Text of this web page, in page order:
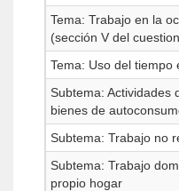
Tema: Trabajo en la
(sección V del
Tema: Uso del tiempo
Subtema: Actividades
bienes de
Subtema: Trabajo no
Subtema: Trabajo
propio hogar